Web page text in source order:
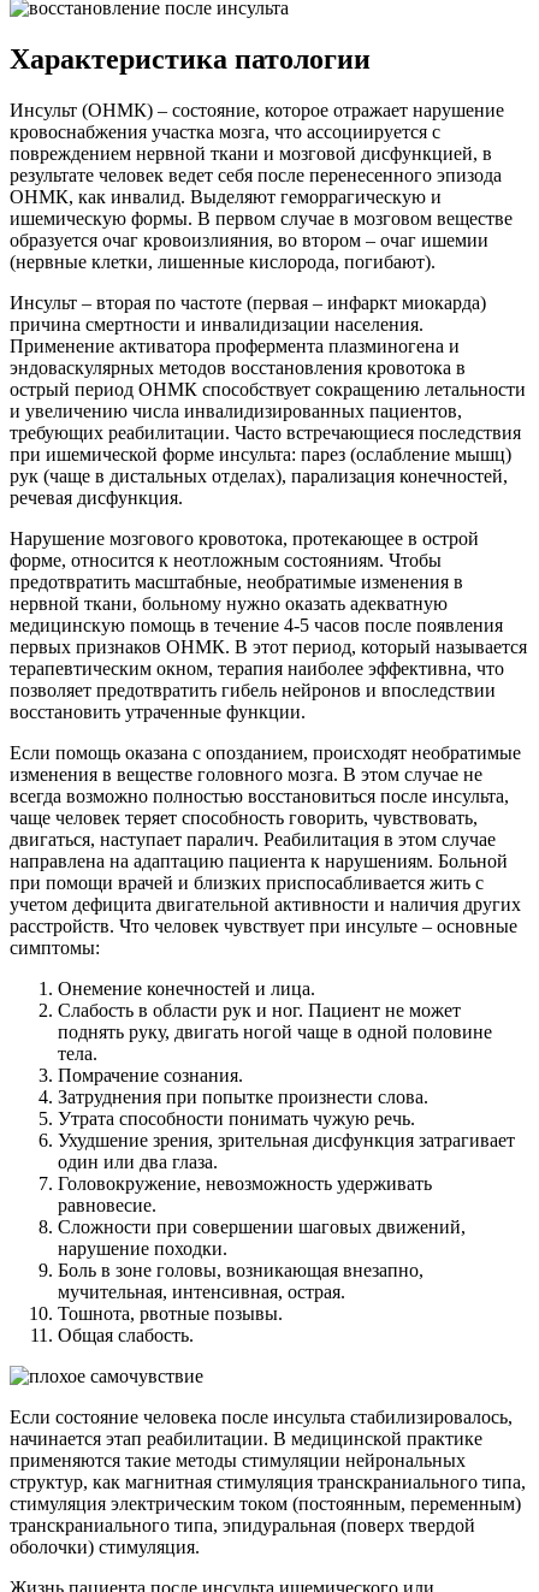
Характеристика патологии
Инсульт (ОНМК) – состояние, которое отражает нарушение
кровоснабжения участка мозга, что ассоциируется с
повреждением нервной ткани и мозговой дисфункцией, в
результате человек ведет себя после перенесенного эпизода
ОНМК, как инвалид. Выделяют геморрагическую и
ишемическую формы. В первом случае в мозговом веществе
образуется очаг кровоизлияния, во втором – очаг ишемии
(нервные клетки, лишенные кислорода, погибают).
Инсульт – вторая по частоте (первая – инфаркт миокарда)
причина смертности и инвалидизации населения.
Применение активатора профермента плазминогена и
эндоваскулярных методов восстановления кровотока в
острый период ОНМК способствует сокращению летальности
и увеличению числа инвалидизированных пациентов,
требующих реабилитации. Часто встречающиеся последствия
при ишемической форме инсульта: парез (ослабление мышц)
рук (чаще в дистальных отделах), парализация конечностей,
речевая дисфункция.
Нарушение мозгового кровотока, протекающее в острой
форме, относится к неотложным состояниям. Чтобы
предотвратить масштабные, необратимые изменения в
нервной ткани, больному нужно оказать адекватную
медицинскую помощь в течение 4-5 часов после появления
первых признаков ОНМК. В этот период, который называется
терапевтическим окном, терапия наиболее эффективна, что
позволяет предотвратить гибель нейронов и впоследствии
восстановить утраченные функции.
Если помощь оказана с опозданием, происходят необратимые
изменения в веществе головного мозга. В этом случае не
всегда возможно полностью восстановиться после инсульта,
чаще человек теряет способность говорить, чувствовать,
двигаться, наступает паралич. Реабилитация в этом случае
направлена на адаптацию пациента к нарушениям. Больной
при помощи врачей и близких приспосабливается жить с
учетом дефицита двигательной активности и наличия других
расстройств. Что человек чувствует при инсульте – основные
симптомы:
Онемение конечностей и лица.
Слабость в области рук и ног. Пациент не может
поднять руку, двигать ногой чаще в одной половине
тела.
Помрачение сознания.
Затруднения при попытке произнести слова.
Утрата способности понимать чужую речь.
Ухудшение зрения, зрительная дисфункция затрагивает
один или два глаза.
Головокружение, невозможность удерживать
равновесие.
Сложности при совершении шаговых движений,
нарушение походки.
Боль в зоне головы, возникающая внезапно,
мучительная, интенсивная, острая.
Тошнота, рвотные позывы.
Общая слабость.
Если состояние человека после инсульта стабилизировалось,
начинается этап реабилитации. В медицинской практике
применяются такие методы стимуляции нейрональных
структур, как магнитная стимуляция транскраниального типа,
стимуляция электрическим током (постоянным, переменным)
транскраниального типа, эпидуральная (поверх твердой
оболочки) стимуляция.
Жизнь пациента после инсульта ишемического или